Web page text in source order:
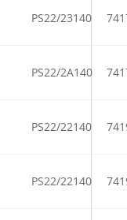
PS22/23140
PS22/2A140
PS22/22140
PS22/22140